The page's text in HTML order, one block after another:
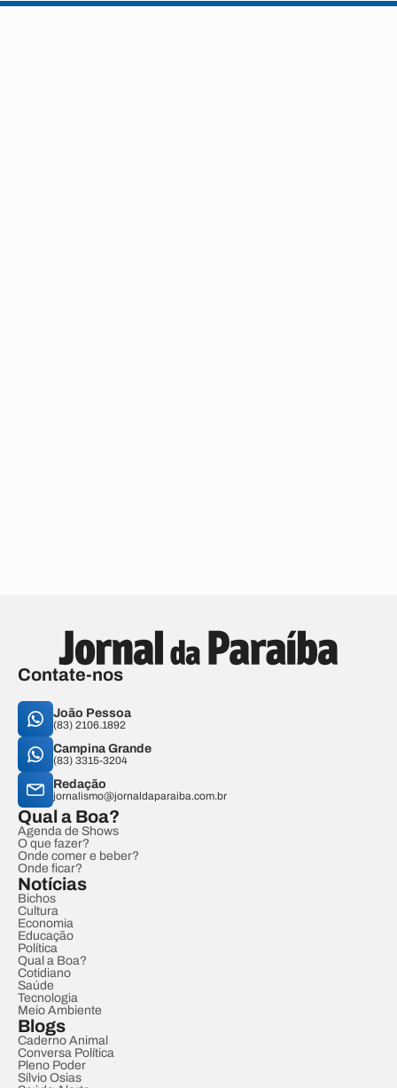
Contate-nos
João Pessoa
(83) 2106.1892
Campina Grande
(83) 3315-3204
Redação
jornalismo@jornaldaparaiba.com.br
Qual a Boa?
Agenda de Shows
O que fazer?
Onde comer e beber?
Onde ficar?
Notícias
Bichos
Cultura
Economia
Educação
Política
Qual a Boa?
Cotidiano
Saúde
Tecnologia
Meio Ambiente
Blogs
Caderno Animal
Conversa Política
Pleno Poder
Sílvio Osias